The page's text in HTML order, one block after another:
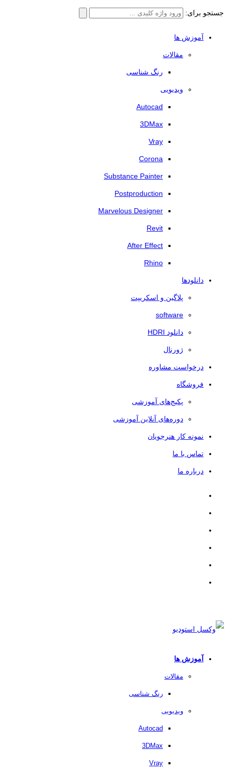
جستجو برای:
آموزش ها
مقالات
رنگ شناسی
ویدیویی
Autocad
3DMax
Vray
Corona
Substance Painter
Postproduction
Marvelous Designer
Revit
After Effect
Rhino
دانلودها
پلاگین و اسکریپت
software
دانلود HDRI
ژورنال
درخواست مشاوره
فروشگاه
پکیج‌های آموزشی
دوره‌های آنلاین آموزشی
نمونه کار هنرجویان
تماس با ما
درباره ما
آموزش ها
مقالات
رنگ شناسی
ویدیویی
Autocad
3DMax
Vray